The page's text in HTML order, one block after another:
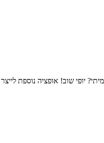
יופי שוב! אופציה נוספת